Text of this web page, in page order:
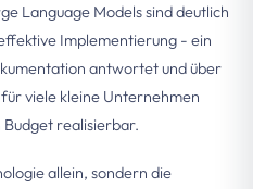
Language Models sind deutlich
Implementierung - ein
antwortet und über
viele kleine Unternehmen
realisierbar.
allein, sondern die